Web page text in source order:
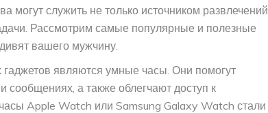
могут служить не только источником развлечений,
Рассмотрим самые популярные и полезные
вашего мужчину.
являются умные часы. Они помогут
сообщениях, а также облегчают доступ к
Apple Watch или Samsung Galaxy Watch стали